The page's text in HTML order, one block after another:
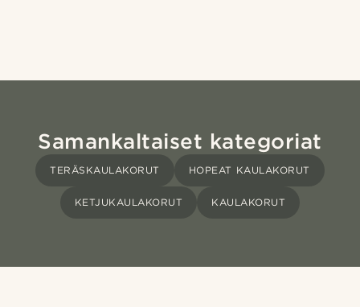
Samankaltaiset kategoriat
TERÄSKAULAKORUT HOPEAT KAULAKORUT
KETJUKAULAKORUT KAULAKORUT